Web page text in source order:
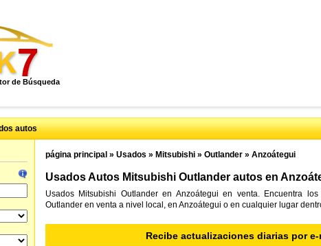
de Búsqueda
autos
página principal » Usados » Mitsubishi» Outlander» Anzoátegui
Usados Autos Mitsubishi Outlander autos en
Usados Mitsubishi Outlander en Anzoátegui en venta. Encuentra
Outlander en venta a nivel local, en Anzoátegui o en cualquier lugar
Recibe actualizaciones diarias por e-